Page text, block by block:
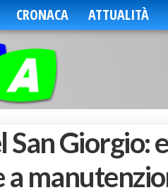
CRONACA ATTUALITÀ
San Giorgio:
a